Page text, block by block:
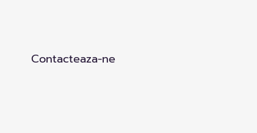
Contacteaza-ne